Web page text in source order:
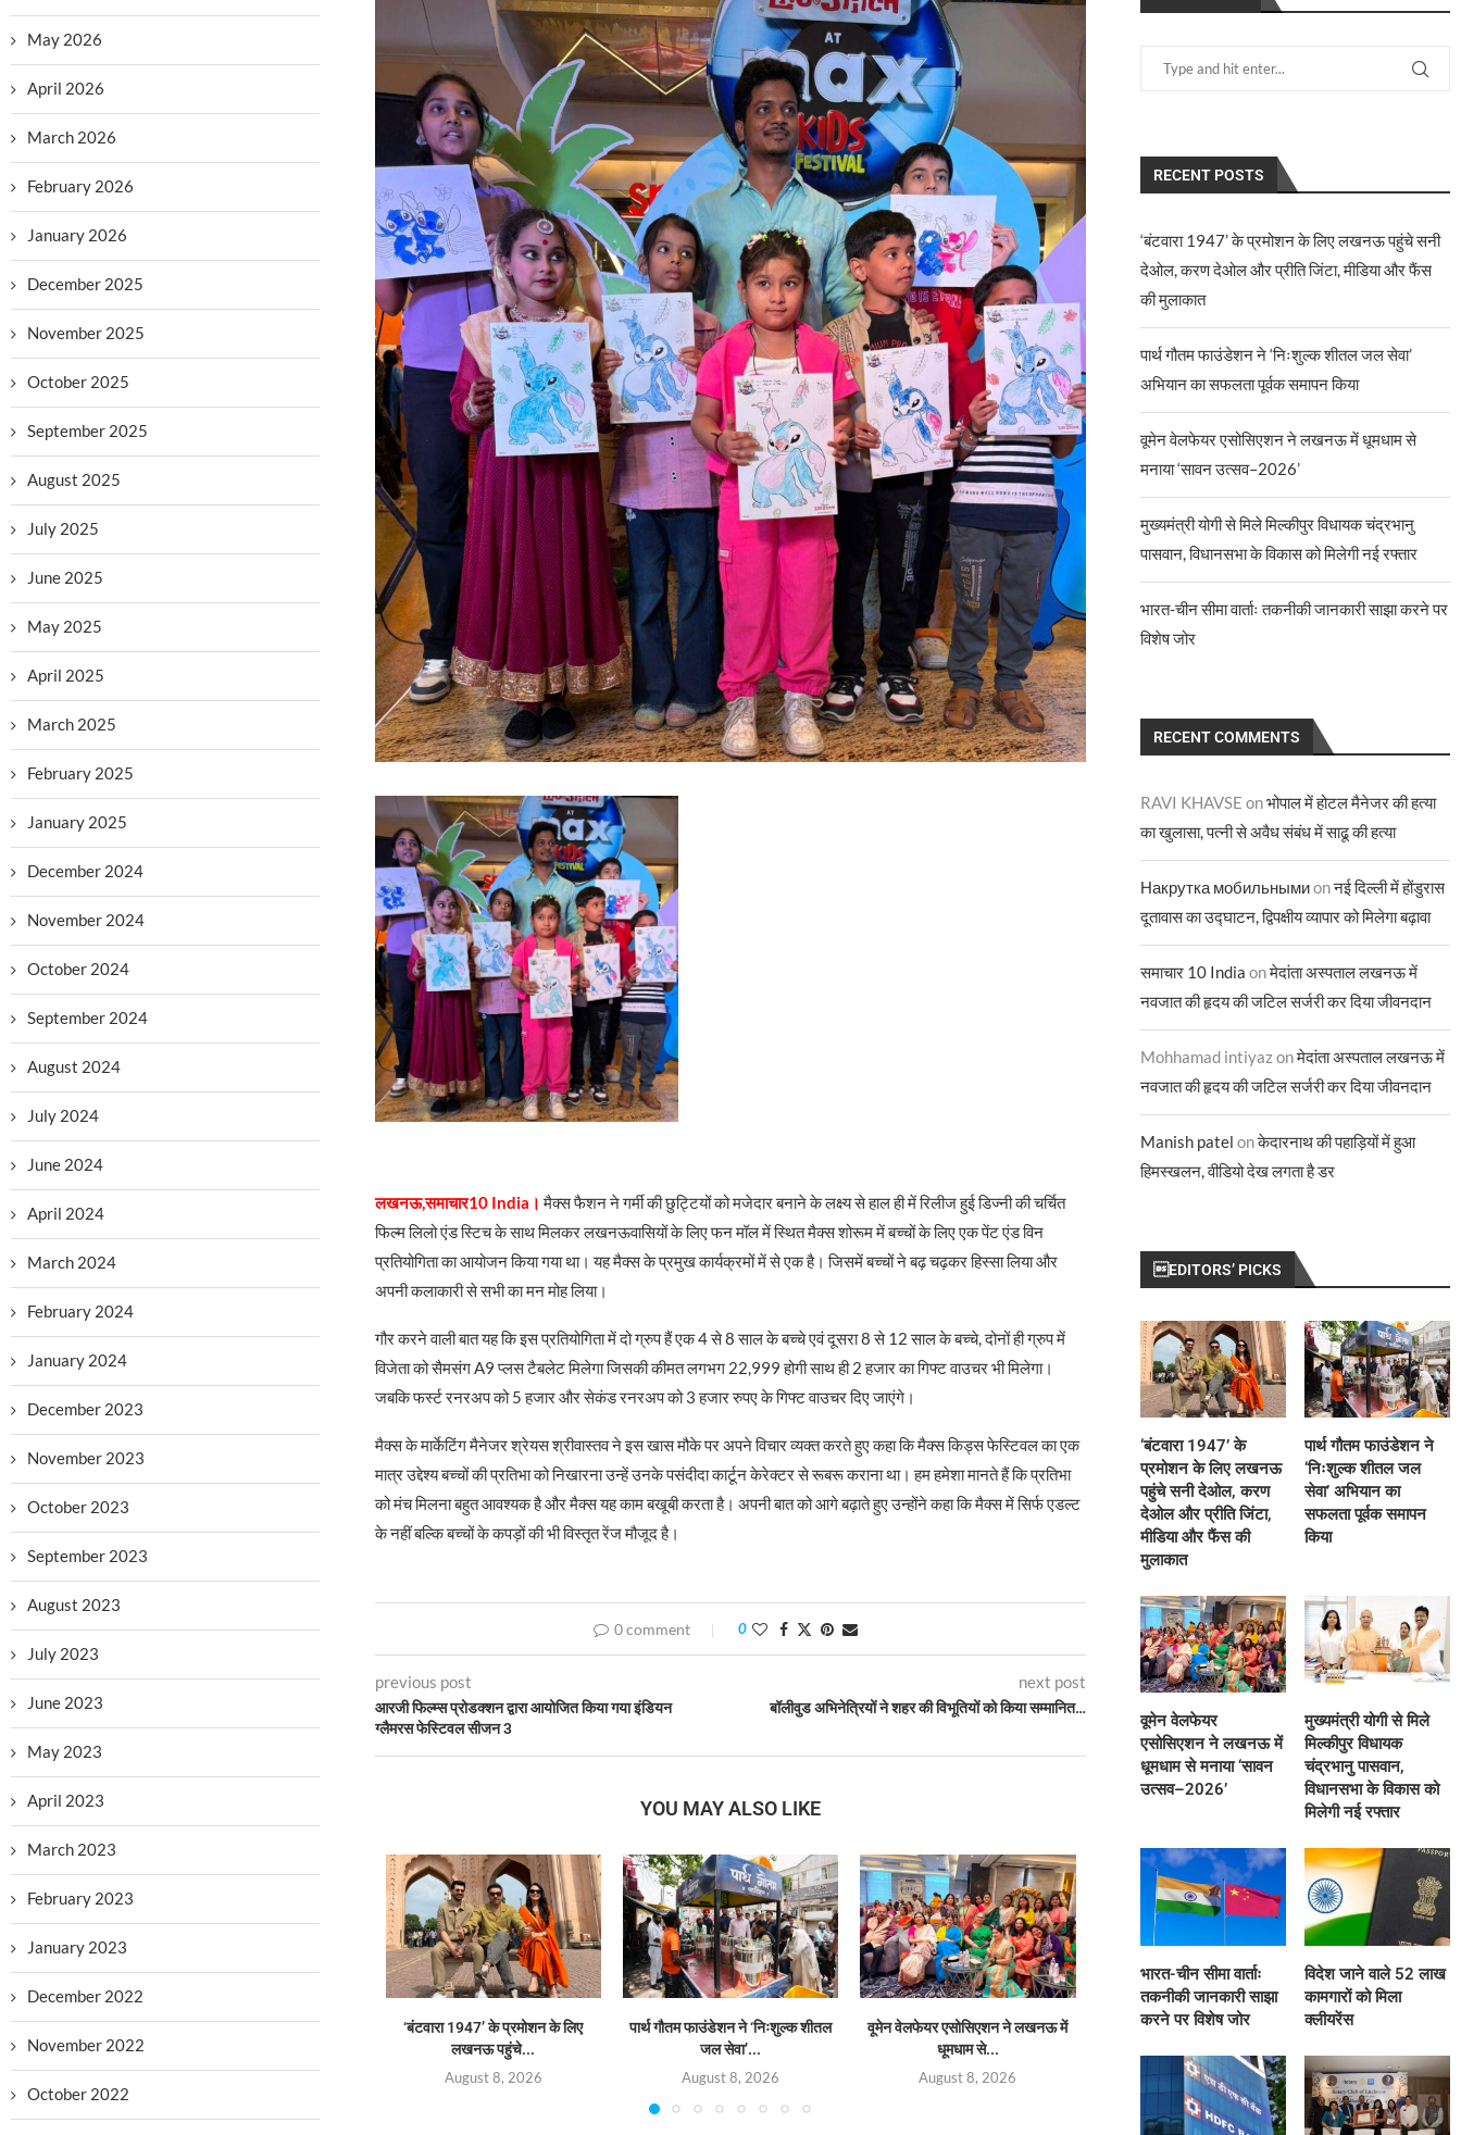
लखनऊ,समाचार10 India। मैक्स फैशन ने गर्मी की छुट्टियों को मजेदार बनाने के लक्ष्य से हाल ही में रिलीज हुई डिज्नी की चर्चित
फिल्म लिलो एंड स्टिच के साथ मिलकर लखनऊवासियों के लिए फन मॉल में स्थित मैक्स शोरूम में बच्चों के लिए एक पेंट एंड विन
प्रतियोगिता का आयोजन किया गया था। यह मैक्स के प्रमुख कार्यक्रमों में से एक है। जिसमें बच्चों ने बढ़ चढ़कर हिस्सा लिया और
अपनी कलाकारी से सभी का मन मोह लिया।
गौर करने वाली बात यह कि इस प्रतियोगिता में दो ग्रुप हैं एक 4 से 8 साल के बच्चे एवं दूसरा 8 से 12 साल के बच्चे, दोनों ही ग्रुप में
विजेता को सैमसंग A9 प्लस टैबलेट मिलेगा जिसकी कीमत लगभग 22,999 होगी साथ ही 2 हजार का गिफ्ट वाउचर भी मिलेगा।
जबकि फर्स्ट रनरअप को 5 हजार और सेकंड रनरअप को 3 हजार रुपए के गिफ्ट वाउचर दिए जाएंगे।
मैक्स के मार्केटिंग मैनेजर श्रेयस श्रीवास्तव ने इस खास मौके पर अपने विचार व्यक्त करते हुए कहा कि मैक्स किड्स फेस्टिवल का एक
मात्र उद्देश्य बच्चों की प्रतिभा को निखारना उन्हें उनके पसंदीदा कार्टून केरेक्टर से रूबरू कराना था। हम हमेशा मानते हैं कि प्रतिभा
को मंच मिलना बहुत आवश्यक है और मैक्स यह काम बखूबी करता है। अपनी बात को आगे बढ़ाते हुए उन्होंने कहा कि मैक्स में सिर्फ एडल्ट
के नहीं बल्कि बच्चों के कपड़ों की भी विस्तृत रेंज मौजूद है।
0 comment 0
previous post
आरजी फिल्म्स प्रोडक्शन द्वारा आयोजित किया गया इंडियन
ग्लैमरस फेस्टिवल सीजन 3
next post
बॉलीवुड अभिनेत्रियों ने शहर की विभूतियों को किया सम्मानित…
YOU MAY ALSO LIKE
‘बंटवारा 1947’ के प्रमोशन के लिए
लखनऊ पहुंचे...
August 8, 2026
पार्थ गौतम फाउंडेशन ने ‘निःशुल्क शीतल
जल सेवा’...
August 8, 2026
वूमेन वेलफेयर एसोसिएशन ने लखनऊ में
धूमधाम से...
August 8, 2026
मुख्यमंत्री योगी से मिले मिल्कीपुर विधायक
August 8, 2026
भारत-चीन सीमा
August 8,
RECENT POSTS
‘बंटवारा 1947’ के प्रमोशन के लिए लखनऊ पहुंचे सनी
देओल, करण देओल और प्रीति जिंटा, मीडिया और फैंस
की मुलाकात
पार्थ गौतम फाउंडेशन ने ‘निःशुल्क शीतल जल सेवा’
अभियान का सफलता पूर्वक समापन किया
वूमेन वेलफेयर एसोसिएशन ने लखनऊ में धूमधाम से
मनाया ‘सावन उत्सव–2026’
मुख्यमंत्री योगी से मिले मिल्कीपुर विधायक चंद्रभानु
पासवान, विधानसभा के विकास को मिलेगी नई रफ्तार
भारत-चीन सीमा वार्ताः तकनीकी जानकारी साझा करने पर
विशेष जोर
RECENT COMMENTS
RAVI KHAVSE onभोपाल में होटल मैनेजर की हत्या
का खुलासा, पत्नी से अवैध संबंध में साढू की हत्या
Накрутка мобильнымиonनई दिल्ली में होंडुरास
दूतावास का उद्घाटन, द्विपक्षीय व्यापार को मिलेगा बढ़ावा
समाचार 10 India onमेदांता अस्पताल लखनऊ में
नवजात की हृदय की जटिल सर्जरी कर दिया जीवनदान
Mohhamad intiyazonमेदांता अस्पताल लखनऊ में
नवजात की हृदय की जटिल सर्जरी कर दिया जीवनदान
Manish patel onकेदारनाथ की पहाड़ियों में हुआ
हिमस्खलन, वीडियो देख लगता है डर
EDITORS’ PICKS
‘बंटवारा 1947’ के
प्रमोशन के लिए लखनऊ
पहुंचे सनी देओल, करण
देओल और प्रीति जिंटा,
मीडिया और फैंस की
मुलाकात
पार्थ गौतम फाउंडेशन ने
‘निःशुल्क शीतल जल
सेवा’ अभियान का
सफलता पूर्वक समापन
किया
वूमेन वेलफेयर
एसोसिएशन ने लखनऊ में
धूमधाम से मनाया ‘सावन
उत्सव–2026’
मुख्यमंत्री योगी से मिले
मिल्कीपुर विधायक
चंद्रभानु पासवान,
विधानसभा के विकास को
मिलेगी नई रफ्तार
भारत-चीन सीमा वार्ताः
तकनीकी जानकारी साझा
करने पर विशेष जोर
विदेश जाने वाले 52 लाख
कामगारों को मिला
क्लीयरेंस
May 2026
April 2026
March 2026
February 2026
January 2026
December 2025
November 2025
October 2025
September 2025
August 2025
July 2025
June 2025
May 2025
April 2025
March 2025
February 2025
January 2025
December 2024
November 2024
October 2024
September 2024
August 2024
July 2024
June 2024
April 2024
March 2024
February 2024
January 2024
December 2023
November 2023
October 2023
September 2023
August 2023
July 2023
June 2023
May 2023
April 2023
March 2023
February 2023
January 2023
December 2022
November 2022
October 2022